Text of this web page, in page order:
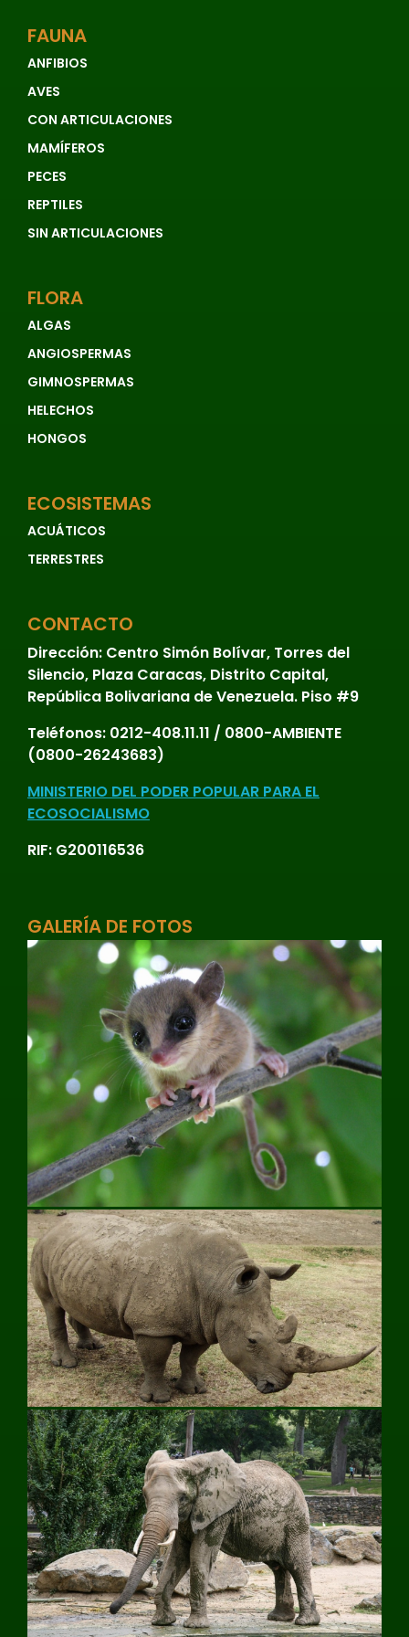
Vertebrados
FAUNA
ANFIBIOS
AVES
CON ARTICULACIONES
MAMÍFEROS
PECES
REPTILES
SIN ARTICULACIONES
FLORA
ALGAS
ANGIOSPERMAS
GIMNOSPERMAS
HELECHOS
HONGOS
ECOSISTEMAS
ACUÁTICOS
TERRESTRES
CONTACTO
Dirección: Centro Simón Bolívar, Torres del
Silencio, Plaza Caracas, Distrito Capital,
República Bolivariana de Venezuela. Piso #9
Teléfonos: 0212-408.11.11 / 0800-AMBIENTE
(0800-26243683)
MINISTERIO DEL PODER POPULAR PARA EL
ECOSOCIALISMO
RIF: G200116536
GALERÍA DE FOTOS